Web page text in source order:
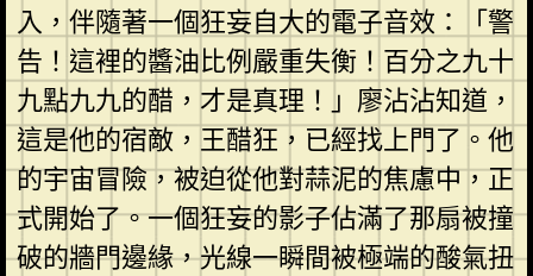
入，伴隨著一個狂妄自大的電子音效：「警
告！這裡的醬油比例嚴重失衡！百分之九十
九點九九的醋，才是真理！」廖沾沾知道，
這是他的宿敵，王醋狂，已經找上門了。他
的宇宙冒險，被迫從他對蒜泥的焦慮中，正
式開始了。一個狂妄的影子佔滿了那扇被撞
破的牆門邊緣，光線一瞬間被極端的酸氣扭